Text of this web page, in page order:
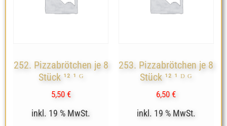
252. Pizzabrötchen je 8
Stück ¹² ¹ ᴳ
5,50 €
inkl. 19 % MwSt.
253. Pizzabrötchen je 8
Stück ¹² ¹ ᴰ ᴳ
6,50€
inkl. 19 % MwSt.